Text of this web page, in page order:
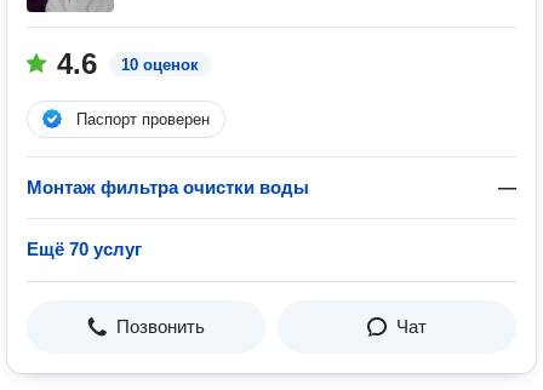
4.6 10 оценок
Паспорт проверен
Монтаж фильтра очистки воды —
Ещё 70 услуг
Позвонить Чат